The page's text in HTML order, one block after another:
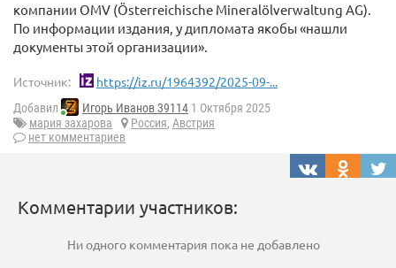
компании OMV (Österreichische Mineralölverwaltung AG).
По информации издания, у дипломата якобы «нашли
документы этой организации».
Источник: https://iz.ru/1964392/2025-09-...
Добавил Игорь Иванов 39114 1 Октября 2025
мария захарова
Россия, Австрия
нет комментариев
Комментарии участников:
Ни одного комментария пока не добавлено